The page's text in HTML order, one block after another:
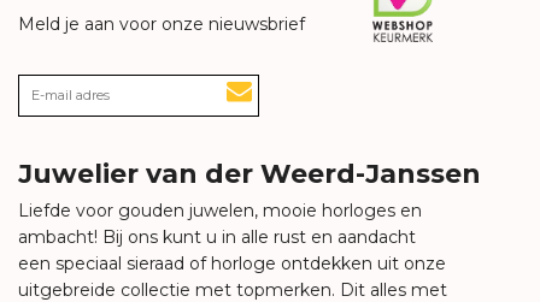
Meld je aan voor onze nieuwsbrief
Juwelier van der Weerd-Janssen
Liefde voor gouden juwelen, mooie horloges en
ambacht! Bij ons kunt u in alle rust en aandacht
een speciaal sieraad of horloge ontdekken uit onze
uitgebreide collectie met topmerken. Dit alles met